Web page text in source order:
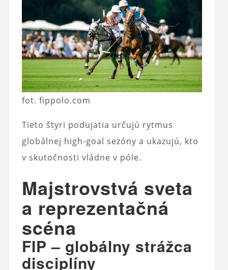
fot. fippolo.com
Tieto štyri podujatia určujú rytmus
globálnej high-goal sezóny a ukazujú, kto
v skutočnosti vládne v póle.
Majstrovstvá sveta
a reprezentačná
scéna
FIP – globálny strážca
disciplíny